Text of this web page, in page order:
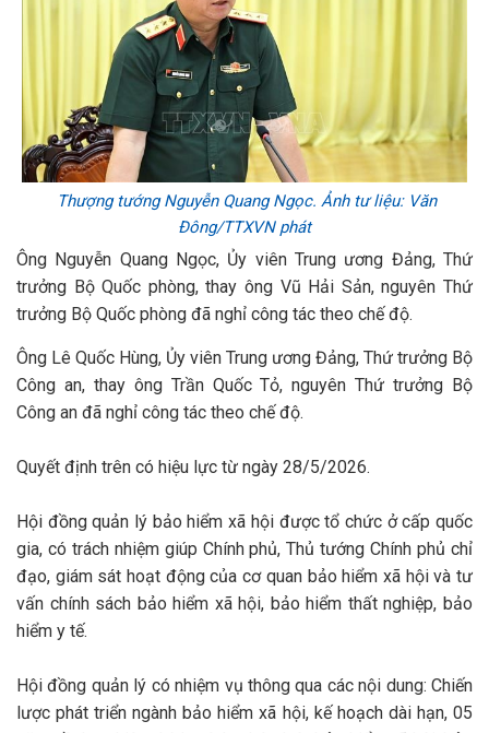
Thượng tướng Nguyễn Quang Ngọc. Ảnh tư liệu: Văn
Đông/TTXVN phát
Ông Nguyễn Quang Ngọc, Ủy viên Trung ương Đảng, Thứ
trưởng Bộ Quốc phòng, thay ông Vũ Hải Sản, nguyên Thứ
trưởng Bộ Quốc phòng đã nghỉ công tác theo chế độ.
Ông Lê Quốc Hùng, Ủy viên Trung ương Đảng, Thứ trưởng Bộ
Công an, thay ông Trần Quốc Tỏ, nguyên Thứ trưởng Bộ
Công an đã nghỉ công tác theo chế độ.
Quyết định trên có hiệu lực từ ngày 28/5/2026.
Hội đồng quản lý bảo hiểm xã hội được tổ chức ở cấp quốc
gia, có trách nhiệm giúp Chính phủ, Thủ tướng Chính phủ chỉ
đạo, giám sát hoạt động của cơ quan bảo hiểm xã hội và tư
vấn chính sách bảo hiểm xã hội, bảo hiểm thất nghiệp, bảo
hiểm y tế.
Hội đồng quản lý có nhiệm vụ thông qua các nội dung: Chiến
lược phát triển ngành bảo hiểm xã hội, kế hoạch dài hạn, 05